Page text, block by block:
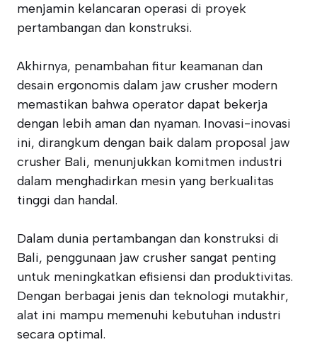
menjamin kelancaran operasi di proyek
pertambangan dan konstruksi.
Akhirnya, penambahan fitur keamanan dan
desain ergonomis dalam jaw crusher modern
memastikan bahwa operator dapat bekerja
dengan lebih aman dan nyaman. Inovasi-inovasi
ini, dirangkum dengan baik dalam proposal jaw
crusher Bali, menunjukkan komitmen industri
dalam menghadirkan mesin yang berkualitas
tinggi dan handal.
Dalam dunia pertambangan dan konstruksi di
Bali, penggunaan jaw crusher sangat penting
untuk meningkatkan efisiensi dan produktivitas.
Dengan berbagai jenis dan teknologi mutakhir,
alat ini mampu memenuhi kebutuhan industri
secara optimal.